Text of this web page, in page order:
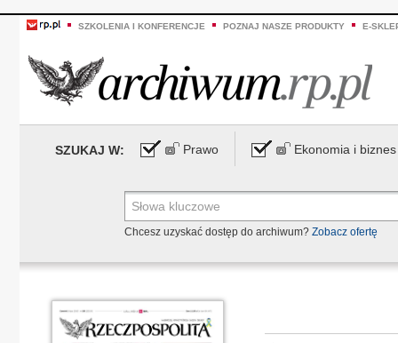
SZKOLENIA I KONFERENCJE POZNAJ NASZE PRODUKTY E-
SZUKAJ W: Prawo Ekonomia i biznes
Chcesz uzyskać dostęp do archiwum? Zobacz ofertę